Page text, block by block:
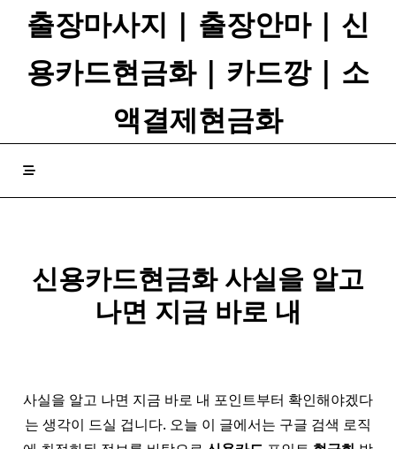
출장마사지 | 출장안마 | 신
용카드현금화 | 카드깡 | 소
액결제현금화
신용카드현금화 사실을 알고
나면 지금 바로 내
사실을 알고 나면 지금 바로 내 포인트부터 확인해야겠다
는 생각이 드실 겁니다. 오늘 이 글에서는 구글 검색 로직